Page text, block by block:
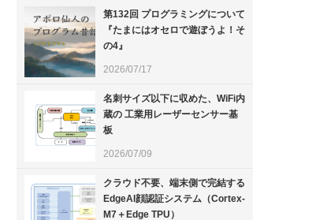
第132回 プログラミングについて
『たまにはオセロで遊ぼうよ！そ
の4』
2026/07/17
名刺サイズ以下に収めた、WiFi内
蔵の 工業用レーザーセンサー基
板
2026/07/09
クラウド不要、端末側で完結する
EdgeAI顔認証システム（Cortex-
M7＋Edge TPU）